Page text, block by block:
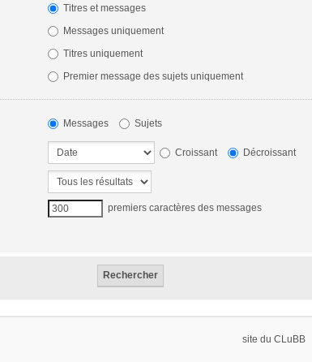
Titres et messages
Messages uniquement
Titres uniquement
Premier message des sujets uniquement
Messages Sujets
Croissant Décroissant
premiers caractères des messages
site du CLuBB